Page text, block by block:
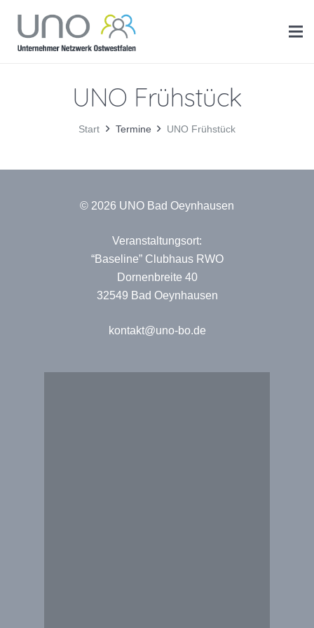
UNO Frühstück
Start Termine UNO Frühstück
© 2026 UNO Bad Oeynhausen
Veranstaltungsort:
“Baseline” Clubhaus RWO
Dornenbreite 40
32549 Bad Oeynhausen
kontakt@uno-bo.de